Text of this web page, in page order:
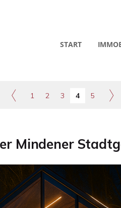
START
1 2 3 4 5
Mindener